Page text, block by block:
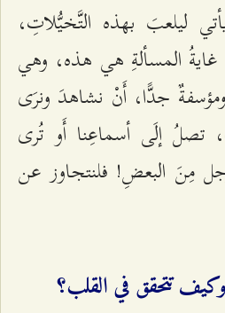
لیلعبَ بهذه التَّخیُّلاتِ،
المسألةِ هي هذه، وهي
جدًّا، أَنْ نشاهدَ ونرَى
تصلُ إلَى أسماعِنا أَو تُرى
مِنَ البعضِ! فلنتجاوز عن
تتحقق في القلب؟